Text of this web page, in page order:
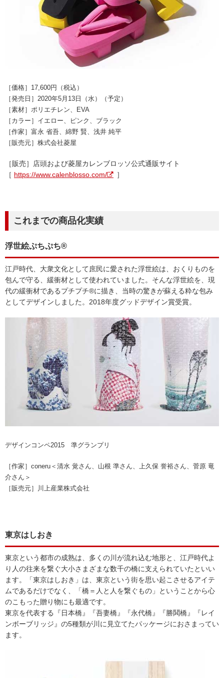
［価格］17,600円（税込）
［発売日］2020年5月13日（水）（予定）
［素材］ポリエチレン、EVA
［カラー］イエロー、ピンク、ブラック
［作家］富永 省吾、綿野 賢、浅井 純平
［販売元］株式会社菱屋
［販売］店頭および菱屋カレンブロッソ公式通販サイト
［ https://www.calenblosso.com/ ］
これまでの商品化実績
浮世絵ぷちぷち®
江戸時代、大衆文化として庶民に愛された浮世絵は、おくりものを
包んで守る、緩衝材として使われていました。そんな浮世絵を、現
代の緩衝材であるプチプチ®に描き、当時の驚きが蘇える粋な包み
としてデザインしました。2018年度グッドデザイン賞受賞。
デザインコンペ2015 準グランプリ
［作家］coneru＜清水 覚さん、山根 準さん、上久保 誉裕さん、菅原 竜
介さん＞
［販売元］川上産業株式会社
東京はしおき
東京という都市の成熟は、多くの川が流れ込む地形と、江戸時代よ
り人の往来を繋ぐ大小さまざまな数千の橋に支えられていたといい
ます。「東京はしおき」は、東京という街を思い起こさせるアイテ
ムであるだけでなく、「橋＝人と人を繋ぐもの」ということから心
のこもった贈り物にも最適です。
東京を代表する『日本橋』『吾妻橋』『永代橋』『勝鬨橋』『レイ
ンボーブリッジ』の5種類が川に見立てたパッケージにおさまってい
ます。